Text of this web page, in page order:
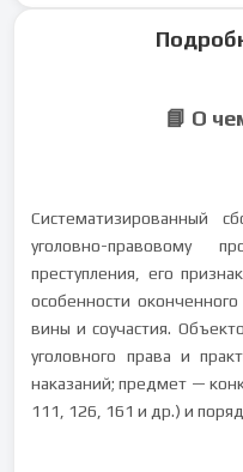
📘 О
Систематизированный
уголовно-правовому
преступления, его
особенности
вины и соучастия.
уголовного права и
наказаний; предмет —
111, 126, 161 и др.) и